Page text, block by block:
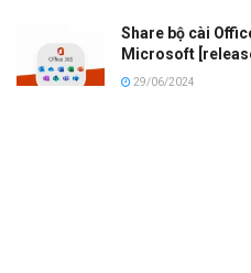
Share bộ cài
Microsoft
29/06/2024